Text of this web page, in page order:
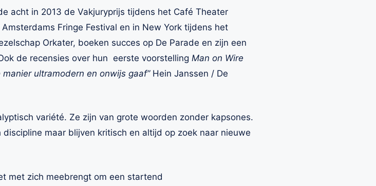
acht in 2013 de Vakjuryprijs tijdens het Café Theater
Fringe Festival en in New York tijdens het
Orkater, boeken succes op De Parade en zijn een
de recensies over hun eerste voorstelling Man on Wire
ultramodern en onwijs gaaf”Hein Janssen / De
variété. Ze zijn van grote woorden zonder kapsones.
maar blijven kritisch en altijd op zoek naar nieuwe
met zich meebrengt om een startend